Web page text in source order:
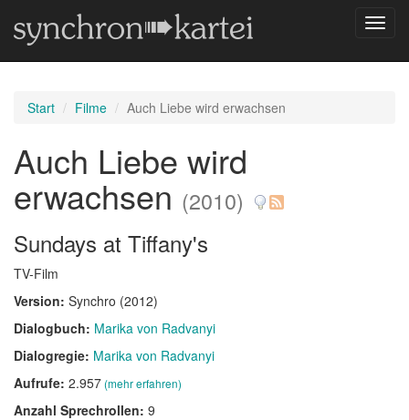
Start Filme Auch Liebe wird erwachsen
Auch Liebe wird
erwachsen (2010)
Sundays at Tiffany's
TV-Film
Version: Synchro (2012)
Dialogbuch: Marika von Radvanyi
Dialogregie: Marika von Radvanyi
Aufrufe: 2.957(mehr erfahren)
Anzahl Sprechrollen: 9